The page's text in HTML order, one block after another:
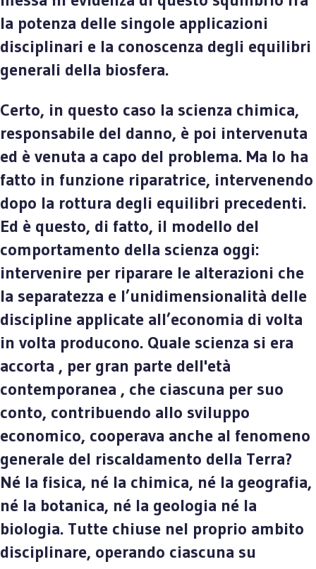
la potenza delle singole applicazioni
disciplinari e la conoscenza degli equilibri
generali della biosfera.
Certo, in questo caso la scienza chimica,
responsabile del danno, è poi intervenuta
ed è venuta a capo del problema. Ma lo ha
fatto in funzione riparatrice, intervenendo
dopo la rottura degli equilibri precedenti.
Ed è questo, di fatto, il modello del
comportamento della scienza oggi:
intervenire per riparare le alterazioni che
la separatezza e l’unidimensionalità delle
discipline applicate all’economia di volta
in volta producono. Quale scienza si era
accorta , per gran parte dell'età
contemporanea , che ciascuna per suo
conto, contribuendo allo sviluppo
economico, cooperava anche al fenomeno
generale del riscaldamento della Terra?
Né la fisica, né la chimica, né la geografia,
né la botanica, né la geologia né la
biologia. Tutte chiuse nel proprio ambito
disciplinare, operando ciascuna su